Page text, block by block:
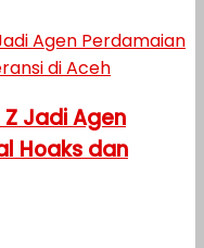
Jadi Agen
Hoaks dan